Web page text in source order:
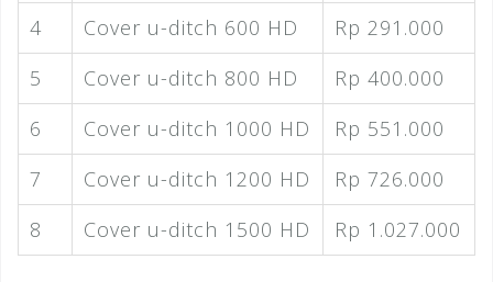
4
Cover u-ditch 600 HD
Rp 291.000
5
Cover u-ditch 800 HD
Rp 400.000
6
Cover u-ditch 1000 HD
Rp 551.000
7
Cover u-ditch 1200 HD
Rp 726.000
8
Cover u-ditch 1500 HD Rp 1.027.000